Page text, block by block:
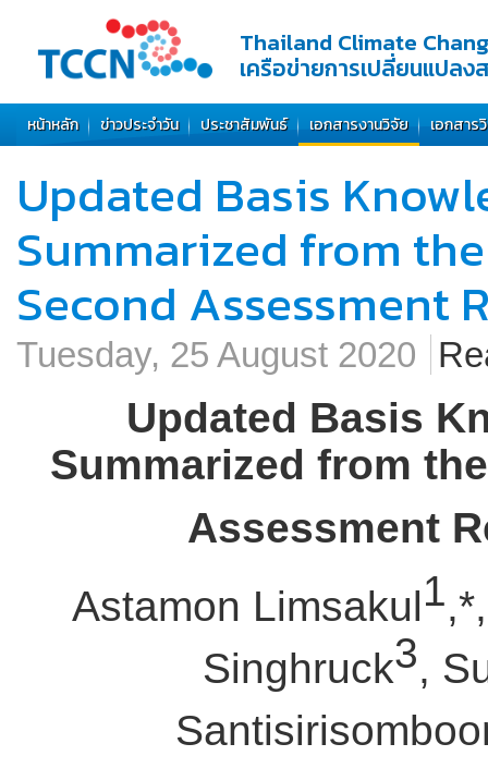
Thailand Climate
เครือข่ายการเปลี่ยนแปลง
หน้าหลัก ข่าวประจำวัน ประชาสัมพันธ์ เอกสารงานวิจัย เอกสาร
Updated Basis
Summarized from
Second Assessment
Tuesday, 25 August 2020
Updated Basis
Summarized from
Assessment
Astamon Limsakul1
Singhruck3,